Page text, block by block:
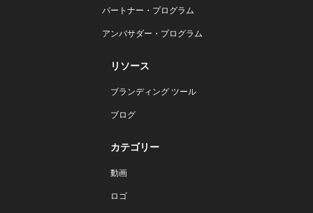
パートナー・プログラム
アンバサダー・プログラム
リソース
ブランディング ツール
ブログ
カテゴリー
動画
ロゴ